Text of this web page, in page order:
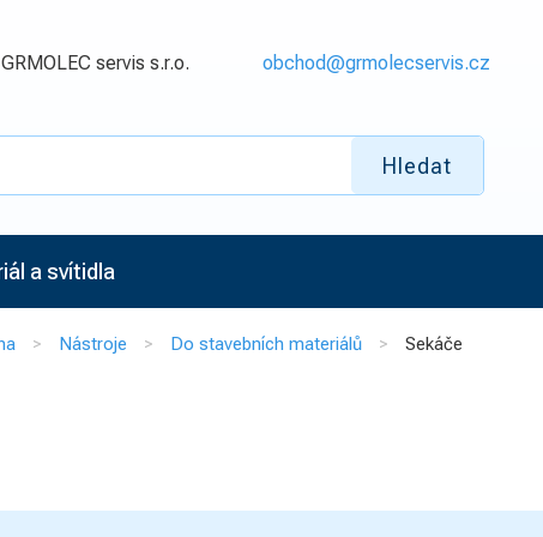
GRMOLEC servis s.r.o. obchod@grmolecservis.cz
Hledat
a svítidla
Nástroje Do stavebních materiálů Sekáče